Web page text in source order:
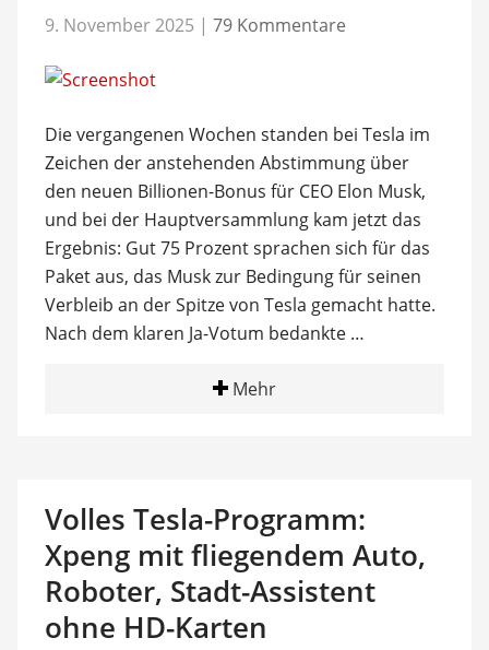
9. November 2025 | 79 Kommentare
Die vergangenen Wochen standen bei Tesla im
Zeichen der anstehenden Abstimmung über
den neuen Billionen-Bonus für CEO Elon Musk,
und bei der Hauptversammlung kam jetzt das
Ergebnis: Gut 75 Prozent sprachen sich für das
Paket aus, das Musk zur Bedingung für seinen
Verbleib an der Spitze von Tesla gemacht hatte.
Nach dem klaren Ja-Votum bedankte …
Mehr
Volles Tesla-Programm:
Xpeng mit fliegendem Auto,
Roboter, Stadt-Assistent
ohne HD-Karten